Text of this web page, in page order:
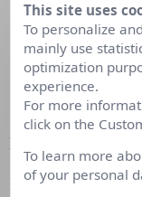
Et pour les
Le coup a été
This site uses
To personalize
mainly use
optimization
experience.
For more
click on the
To learn more
of your personal